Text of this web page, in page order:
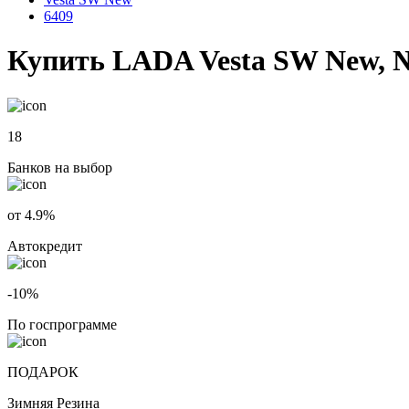
6409
Купить LADA Vesta SW New,
18
Банков на выбор
от 4.9%
Автокредит
-10%
По госпрограмме
ПОДАРОК
Зимняя Резина